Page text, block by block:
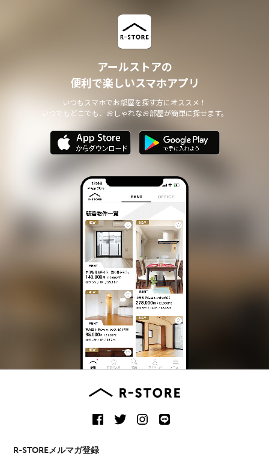
アールストアの
便利で楽しいスマホアプリ
いつもスマホでお部屋を探す方にオススメ！
いつでもどこでも、おしゃれなお部屋が簡単に探せます。
R-STOREメルマガ登録